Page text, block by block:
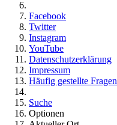
Facebook
Twitter
Instagram
YouTube
Datenschutzerklärung
Impressum
Häufig gestellte Fragen
Suche
Optionen